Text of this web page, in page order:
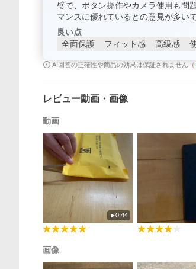
璧で、ボタン操作やカメラ使用も問
マンスに優れているとの意見が多いで
良い点
全面保護
フィット感 高級感
AI回答の正確性や商品の効果は保証されません（
レビュー動画・画像
動画
0:44
画像